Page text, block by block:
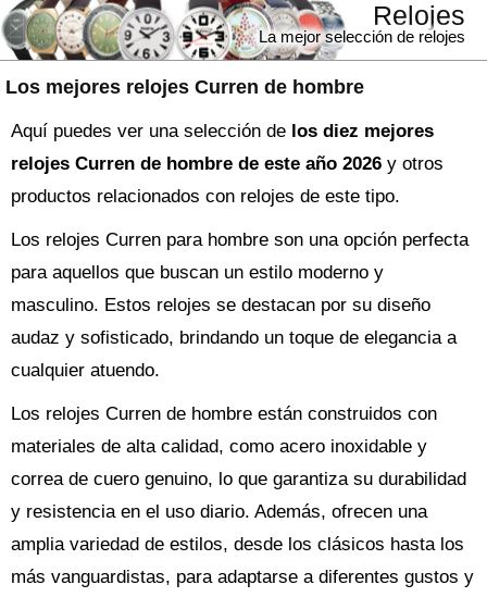
Los mejores relojes Curren de hombre
Relojes
La mejor selección de relojes
Aquí puedes ver una selección de los diez mejores
relojes Curren de hombre de este año 2026 y otros
productos relacionados con relojes de este tipo.
Los relojes Curren para hombre son una opción perfecta
para aquellos que buscan un estilo moderno y
masculino. Estos relojes se destacan por su diseño
audaz y sofisticado, brindando un toque de elegancia a
cualquier atuendo.
Los relojes Curren de hombre están construidos con
materiales de alta calidad, como acero inoxidable y
correa de cuero genuino, lo que garantiza su durabilidad
y resistencia en el uso diario. Además, ofrecen una
amplia variedad de estilos, desde los clásicos hasta los
más vanguardistas, para adaptarse a diferentes gustos y